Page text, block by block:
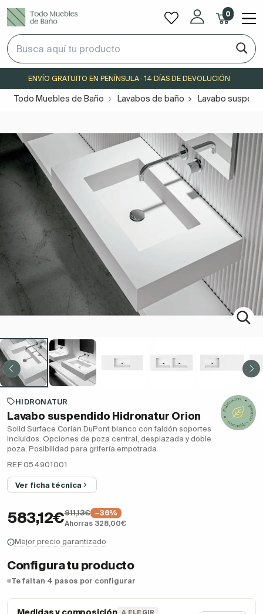
0
ENVÍO GRATUITO EN PENÍNSULA · 14 DÍAS DE DEVOLUCIÓN
Todo Muebles de Baño Lavabos de baño Lavabo
HIDRONATUR
Lavabo suspendido Hidronatur Orion
Solid Surface Corian DuPont blanco con faldón soportes
incluidos. Opciones de poza central, desplazada y doble
poza. Posibilidad para grifería empotrada
REF 054901001
Ver ficha técnica
583,12€911,13€
−36%
Ahorras 328,00€
Mejor precio garantizado
Configura tu producto
Te faltan 4 pasos por configurar
A ELEGIR